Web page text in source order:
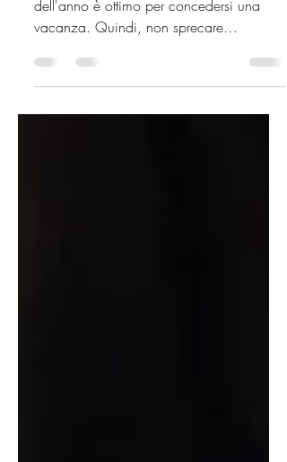
Anche se l'estate è finita, ogni periodo
dell'anno è ottimo per concedersi una
vacanza. Quindi, non sprecare
l'occasione di adattare la...